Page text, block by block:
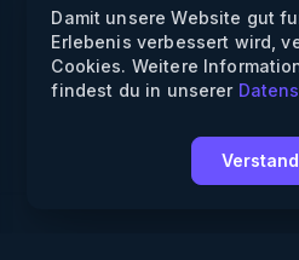
Damit unsere Website gut
Erlebenis verbessert wird,
Cookies. Weitere
findest du in unserer